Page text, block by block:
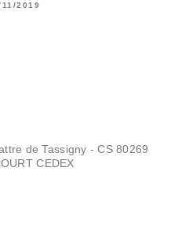
2019
de Tassigny - CS 80269
CEDEX